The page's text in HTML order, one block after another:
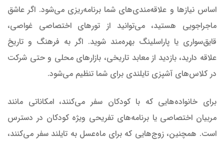
اساس نیازها و علاقه‌مندی‌های شما برنامه‌ریزی می‌شود. اگر عاشق
ماجراجویی هستید، می‌توانید از تورهای اختصاصی غواصی،
قایق‌سواری یا پاراسلینگ بهره‌مند شوید. اگر به فرهنگ و تاریخ
علاقه دارید، بازدید از معابد تاریخی، بازارهای محلی و حتی شرکت
در کلاس‌های آشپزی تایلندی برای شما تنظیم می‌شود.
برای خانواده‌هایی که با کودکان سفر می‌کنند، امکاناتی مانند
مربیان اختصاصی یا برنامه‌های تفریحی ویژه کودکان در دسترس
است. همچنین، زوج‌هایی که برای ماه‌عسل به تایلند سفر می‌کنند،